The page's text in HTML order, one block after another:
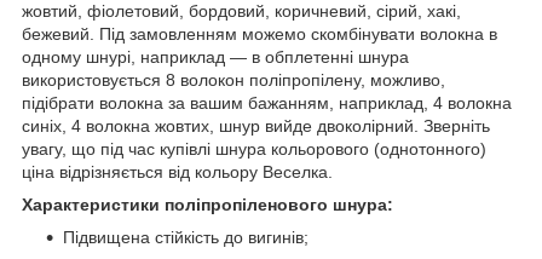
жовтий, фіолетовий, бордовий, коричневий, сірий, хакі,
бежевий. Під замовленням можемо скомбінувати волокна в
одному шнурі, наприклад — в обплетенні шнура
використовується 8 волокон поліпропілену, можливо,
підібрати волокна за вашим бажанням, наприклад, 4 волокна
синіх, 4 волокна жовтих, шнур вийде двоколірний. Зверніть
увагу, що під час купівлі шнура кольорового (однотонного)
ціна відрізняється від кольору Веселка.
Характеристики поліпропіленового шнура:
Підвищена стійкість до вигинів;